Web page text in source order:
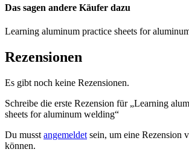
Das sagen andere Käufer dazu
Learning aluminum practice sheets for
Rezensionen
Es gibt noch keine Rezensionen.
Schreibe die erste Rezension für „Learning
sheets for aluminum welding“
Du musst angemeldet sein, um eine Rezension
können.